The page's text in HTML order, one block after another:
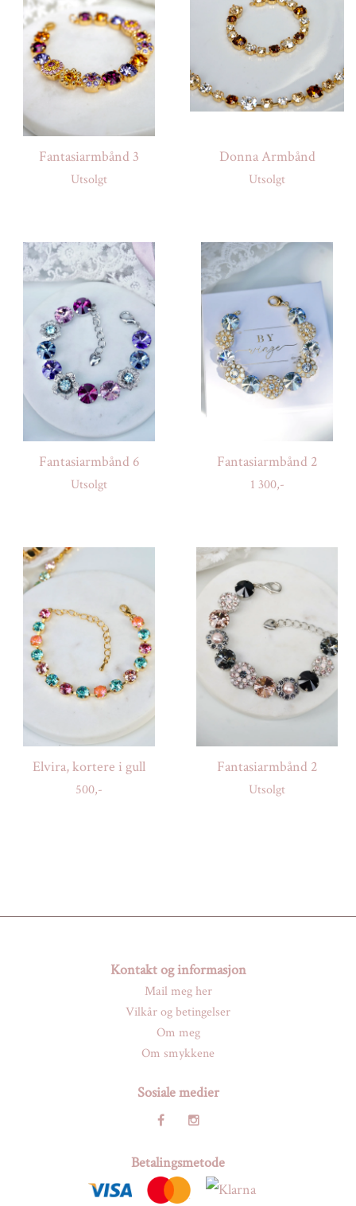
Fantasiarmbånd 3
Utsolgt
Donna Armbånd
Utsolgt
Fantasiarmbånd 6
Utsolgt
Fantasiarmbånd 2
1 300,-
Elvira, kortere i gull
500,-
Fantasiarmbånd 2
Utsolgt
Kontakt og informasjon
Mail meg her
Vilkår og betingelser
Om meg
Om smykkene
Sosiale medier
Betalingsmetode